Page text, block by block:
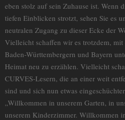
eben stolz auf sein Zuhause ist. Wenn
tiefen Einblicken strotzt, sehen Sie es
neutralen Zugang zu dieser Ecke der
Vielleicht schaffen wir es trotzdem, mit
Baden-Württembergern und Bayern
Heimat neu zu erzählen. Vielleicht
CURVES-Lesern, die an einer weit
sind und sich nun etwas
„Willkommen in unserem Garten, in
unserem Kinderzimmer. Willkommen